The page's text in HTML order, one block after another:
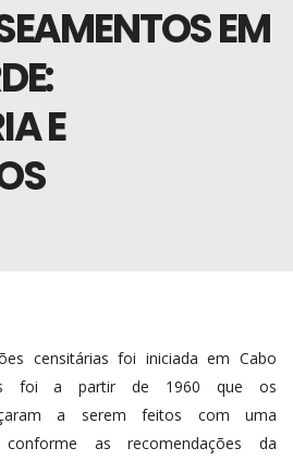
EM
E
censitárias foi iniciada em Cabo
foi a partir de 1960 que os
a serem feitos com uma
conforme as recomendações da